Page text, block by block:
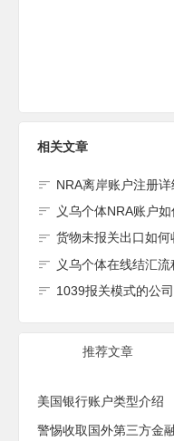
相关文章
NRA离岸账户注册详
义乌个体NRA账户如
货物未报关出口如何
义乌个体在线结汇流
1039报关模式的公
推荐文章
美国银行账户类型介绍
警惕收取国外第三方金